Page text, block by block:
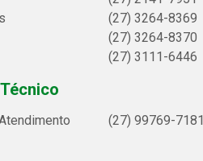
(27) 3264-8369
(27) 3264-8370
(27) 3111-6446
(27) 99769-7181